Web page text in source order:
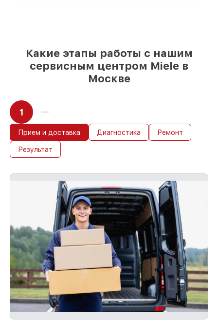
Какие этапы работы с нашим
сервисным центром Miele в
Москве
1
Прием и доставка Диагностика Ремонт
Результат